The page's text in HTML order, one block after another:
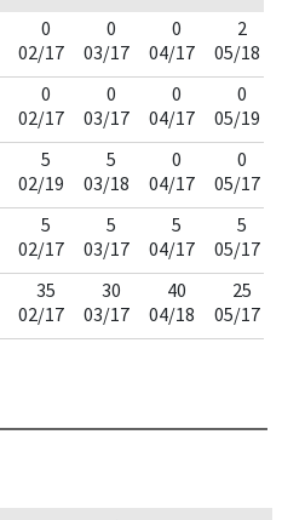
0
02/17
0
03/17
0
04/17
2
05/18
0
02/17
0
03/17
0
04/17
0
05/19
5
02/19
5
03/18
0
04/17
0
05/17
5
02/17
5
03/17
5
04/17
5
05/17
35
02/17
30
03/17
40
04/18
25
05/17